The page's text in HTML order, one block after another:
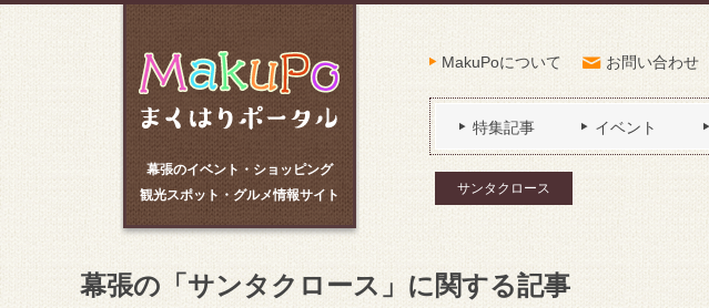
幕張のイベント・ショッピング
観光スポット・グルメ情報サイト
MakuPoについて お問い合わせ
特集記事 イベント
サンタクロース
幕張の「サンタクロース」に関する記事